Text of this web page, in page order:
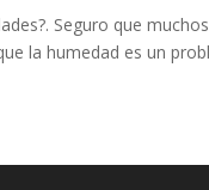
Seguro que
la humedad es un